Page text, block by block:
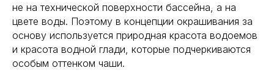
не на технической поверхности бассейна, а на
цвете воды. Поэтому в концепции окрашивания за
основу используется природная красота водоемов
и красота водной глади, которые подчеркиваются
особым оттенком чаши.